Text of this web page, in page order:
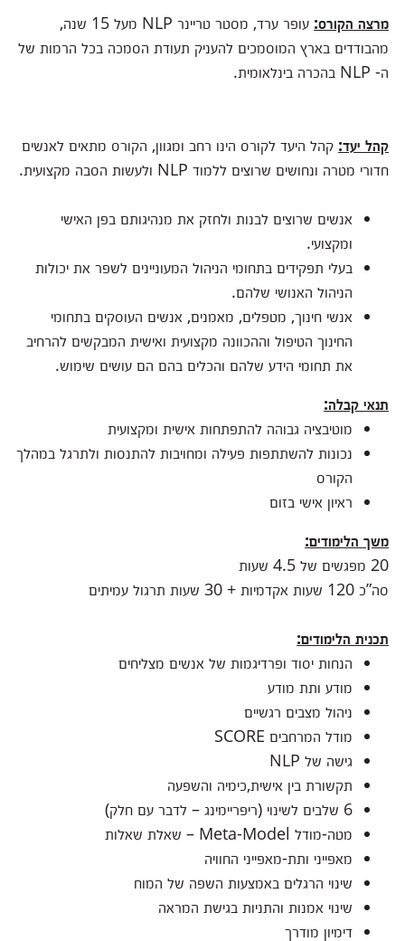
מרצה הקורס:
עופר ערד, מסטר טריינר NLP מעל 15 שנה,
מהבודדים בארץ המוסמכים להעניק תעודת הסמכה בכל הרמות של
ה- NLP בהכרה בינלאומית.
קהל יעד: קהל היעד לקורס הינו רחב ומגוון, הקורס מתאים לאנשים
חדורי מטרה ונחושים שרוצים ללמוד NLP ולעשות הסבה מקצועית.
אנשים שרוצים לבנות ולחזק את מנהיגותם בפן האישי
ומקצועי.
בעלי תפקידים בתחומי הניהול המעוניינים לשפר את יכולות
הניהול האנושי שלהם.
אנשי חינוך, מטפלים, מאמנים, אנשים העוסקים בתחומי
החינוך הטיפול וההכוונה מקצועית ואישית המבקשים להרחיב
את תחומי הידע שלהם והכלים בהם הם עושים שימוש.
תנאי קבלה:
מוטיבציה גבוהה להתפתחות אישית ומקצועית
נכונות להשתתפות פעילה ומחויבות להתנסות ולתרגל במהלך
הקורס
ראיון אישי בזום
משך הלימודים:
20 מפגשים של 4.5 שעות
סה”כ 120 שעות אקדמיות + 30 שעות תרגול עמיתים
תכנית הלימודים:
הנחות יסוד ופרדיגמות של אנשים מצליחים
מודע ותת מודע
ניהול מצבים רגשיים
מודל המרחבים SCORE
גישה של NLP
תקשורת בין אישית,כימיה והשפעה
6 שלבים לשינוי (ריפריימינג – לדבר עם חלק)
מטה-מודל Meta-Model – שאלת שאלות
מאפייני ותת-מאפייני החוויה
שינוי הרגלים באמצעות השפה של המוח
שינוי אמנות והתניות בגישת המראה
דימיון מודרך